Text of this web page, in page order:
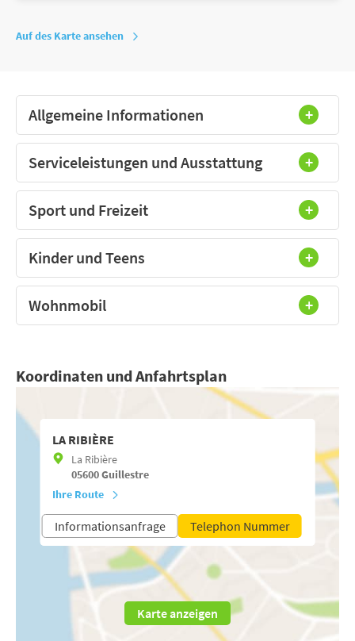
Auf des Karte ansehen
Allgemeine Informationen
Serviceleistungen und Ausstattung
Sport und Freizeit
Kinder und Teens
Wohnmobil
Koordinaten und Anfahrtsplan
LA RIBIÈRE
La Ribière
05600Guillestre
Ihre Route
Informationsanfrage Telephon Nummer
Karte anzeigen